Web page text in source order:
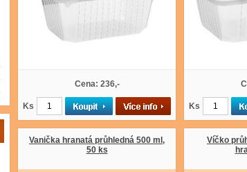
Cena: 236,-
Ks Ks
Vanička hranatá průhledná 500 ml,
50 ks
Víčko